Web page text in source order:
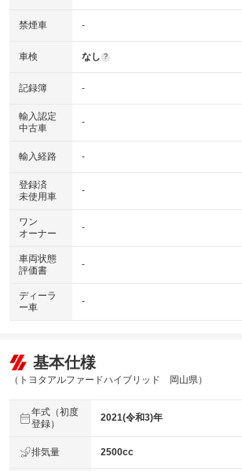
禁煙車 -
車検 なし ?
記録簿 -
輸入認定
中古車
-
輸入経路 -
登録済
未使用車
-
ワン
オーナー
-
車両状態
評価書
-
ディーラ
ー車
-
基本仕様
（トヨタアルファードハイブリッド 岡山県）
年式（初度
登録）
2021(令和3)年
排気量 2500cc